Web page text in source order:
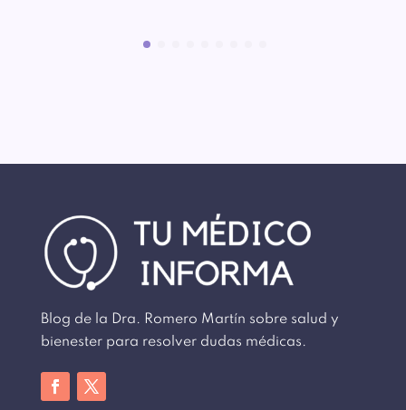
Blog de la Dra. Romero Martín sobre salud y
bienester para resolver dudas médicas.